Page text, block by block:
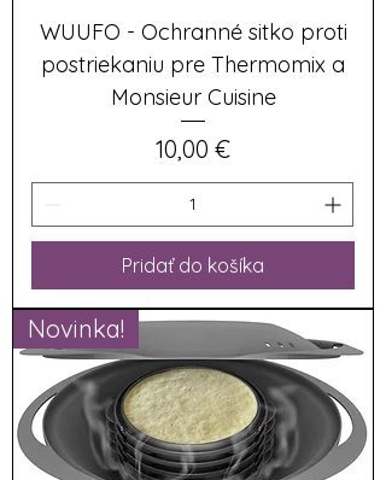
WUUFO - Ochranné sitko proti
postriekaniu pre Thermomix a
Monsieur Cuisine
Cena
10,00 €
Pridať do košíka
Novinka!